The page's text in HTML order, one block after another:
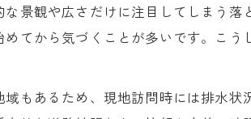
景観や広さだけに注目してしまう落
てから気づくことが多いです。こ
もあるため、現地訪問時には排水